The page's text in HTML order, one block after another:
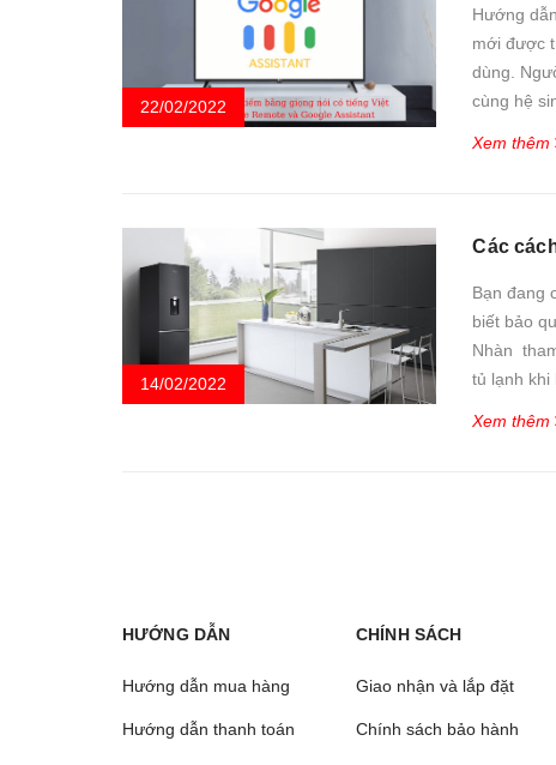
22/02/2022
Hướng
mới được
dùng.
cùng hệ
Xem thêm
14/02/2022
Các
Bạn đang
biết bảo
Nhàn
tủ lạnh khi
Xem thêm
HƯỚNG DẪN
Hướng dẫn mua hàng
Hướng dẫn thanh toán
CHÍNH SÁCH
Giao nhận và lắp đặt
Chính sách bảo hành